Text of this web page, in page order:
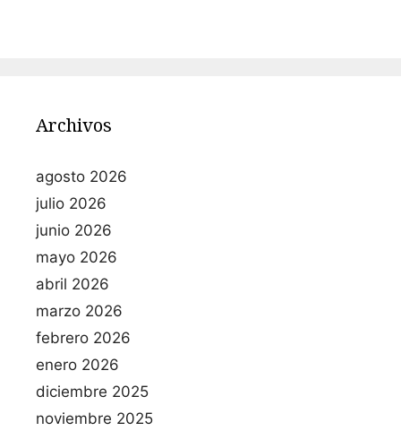
Archivos
agosto 2026
julio 2026
junio 2026
mayo 2026
abril 2026
marzo 2026
febrero 2026
enero 2026
diciembre 2025
noviembre 2025